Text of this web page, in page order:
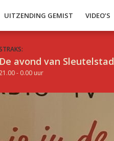
UITZENDING GEMIST VIDEO’S
De avond van Sleutelstad
- 0.00 uur